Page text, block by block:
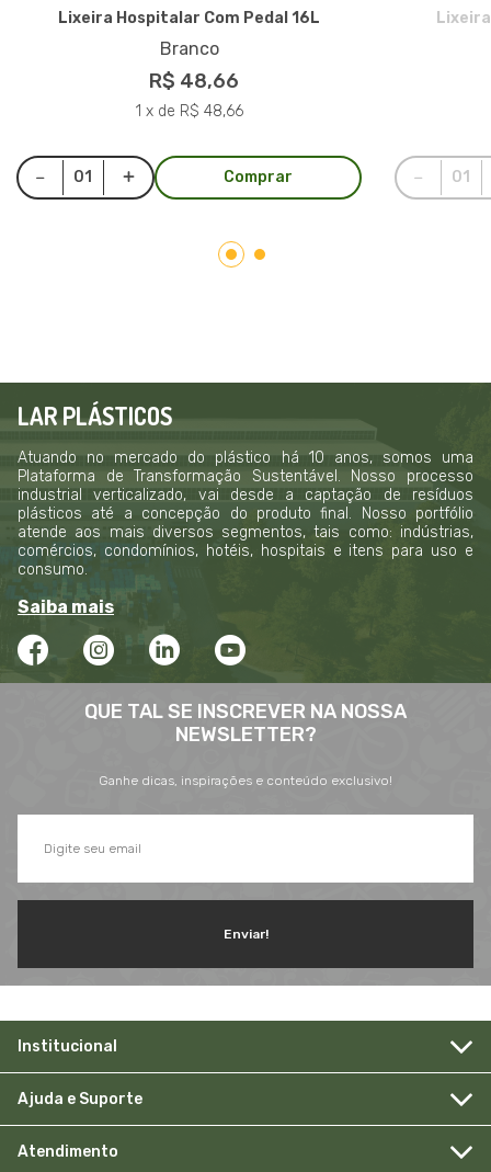
Lixeira Hospitalar Com Pedal 16L
Branco
R$ 48,66
1 x de R$ 48,66
Comprar
LAR PLÁSTICOS
Atuando no mercado do plástico há 10 anos, somos uma
Plataforma de Transformação Sustentável. Nosso processo
industrial verticalizado, vai desde a captação de resíduos
plásticos até a concepção do produto final. Nosso portfólio
atende aos mais diversos segmentos, tais como: indústrias,
comércios, condomínios, hotéis, hospitais e itens para uso e
consumo.
Saiba mais
QUE TAL SE INSCREVER NA NOSSA
NEWSLETTER?
Ganhe dicas, inspirações e conteúdo exclusivo!
Enviar!
Institucional
Ajuda e Suporte
Atendimento